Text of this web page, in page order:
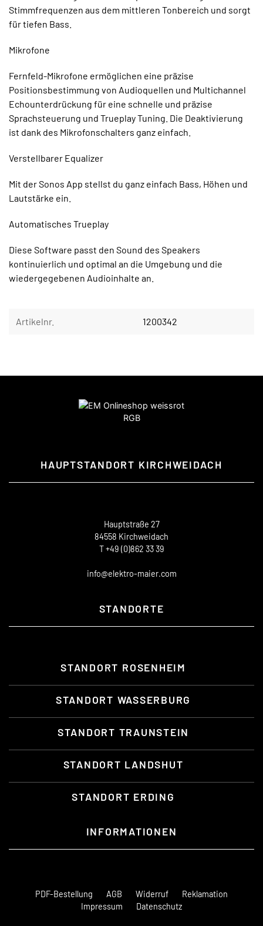
Stimmfrequenzen aus dem mittleren Tonbereich und sorgt
für tiefen Bass.
Mikrofone
Fernfeld-Mikrofone ermöglichen eine präzise
Positionsbestimmung von Audioquellen und Multichannel
Echounterdrückung für eine schnelle und präzise
Sprachsteuerung und Trueplay Tuning. Die Deaktivierung
ist dank des Mikrofonschalters ganz einfach.
Verstellbarer Equalizer
Mit der Sonos App stellst du ganz einfach Bass, Höhen und
Lautstärke ein.
Automatisches Trueplay
Diese Software passt den Sound des Speakers
kontinuierlich und optimal an die Umgebung und die
wiedergegebenen Audioinhalte an.
Artikelnr. 1200342
HAUPTSTANDORT KIRCHWEIDACH
Hauptstraße 27
84558 Kirchweidach
T +49 (0)862 33 39
info@elektro-maier.com
STANDORTE
STANDORT ROSENHEIM
STANDORT WASSERBURG
STANDORT TRAUNSTEIN
STANDORT LANDSHUT
STANDORT ERDING
INFORMATIONEN
PDF-Bestellung AGB Widerruf
Reklamation
Impressum
Datenschutz